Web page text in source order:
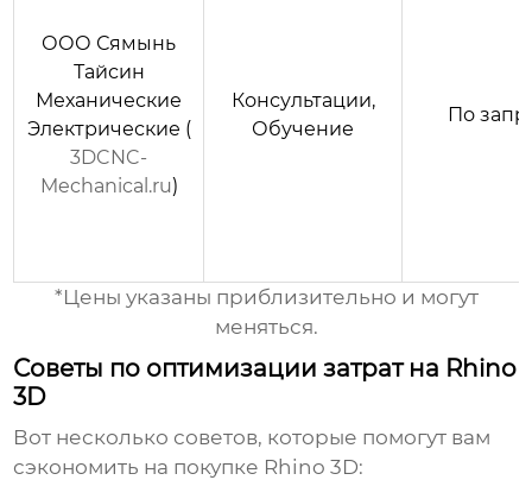
ООО Сямынь
Тайсин
Механические
Электрические (
3DCNC-
Mechanical.ru)
Консультации,
Обучение
По
*Цены указаны приблизительно и могут
меняться.
Советы по оптимизации затрат на Rhino
3D
Вот несколько советов, которые помогут вам
сэкономить на покупке Rhino 3D: